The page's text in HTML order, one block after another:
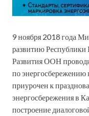
9 ноября 2018 года
развитию Республики
Развития ООН
по
приурочен к
энергосбережения в
построение